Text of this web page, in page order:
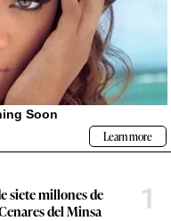
siete millones de
del Minsa
1